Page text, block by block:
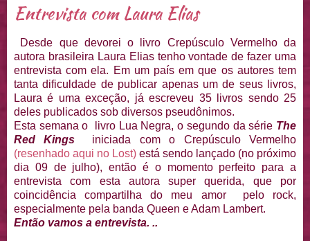
Entrevista com Laura Elias
Desde que devorei o livro Crepúsculo Vermelho da
autora brasileira Laura Elias tenho vontade de fazer uma
entrevista com ela. Em um país em que os autores tem
tanta dificuldade de publicar apenas um de seus livros,
Laura é uma exceção, já escreveu 35 livros sendo 25
deles publicados sob diversos pseudônimos.
Esta semana o livro Lua Negra, o segundo da série The
Red Kings
iniciada com o Crepúsculo Vermelho
(resenhado aqui no Lost) está sendo lançado (no próximo
dia 09 de julho), então é o momento perfeito para a
entrevista com esta autora super querida, que por
coincidência compartilha do meu amor pelo rock,
especialmente pela banda Queen e Adam Lambert.
Então vamos a entrevista. ..